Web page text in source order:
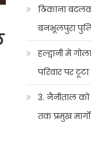
ठिकाना
बनभूलपुरा
हल्द्वानी में
परिवार पर
3. नैनीताल
तक प्रमुख